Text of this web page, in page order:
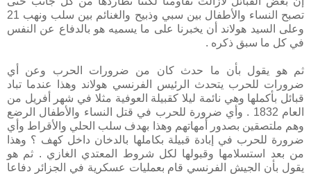
تصبح النساء والأطفال بين سبي وذبيح والغنائم بين سلب ونهب 21
وعلى السيد هولاند أن يخبرنا على ما يسميه هو بالدفاع عن النفس
في كل ما سبق ذكره .
ثم هو يقول بأن ما حدث كان من ضرورات الحرب وعن أي
ضرورات للحرب يتحدث الرئيس الفرنسي هولاند وهذا عندما تباد
قبائل بأكملها وهي نائمة ليلا كقبيلة العوفية مثلا في شهر أفريل من
العام 1832 . وأي ضرورة للحرب في قتل النساء والأطفال الرضع
وهم ملتصقين بصدور أمهاتهم وهذا بهدف سلب الحلي والأقراط وأي
ضرورة للحرب في إبادة قبيلة بكاملها بالدخان داخل كهف ؟ وهذا
من بعد استسلامها وقبولها لكل شروط المعتدي الغازي . ثم هو
يقول بأن الجيش الفرنسي قام بعمليات عسكرية في الجزائر دفاعا